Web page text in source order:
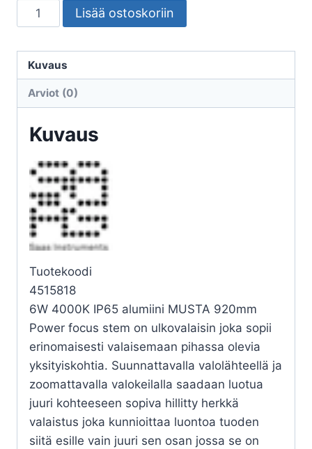
PIHAPIIRIVALAISIN
SAAS
FOCUS
STEM
määrä
Lisää ostoskoriin
Kuvaus
Arviot (0)
Kuvaus
Tuotekoodi
4515818
6W 4000K IP65 alumiini MUSTA 920mm
Power focus stem on ulkovalaisin joka sopii
erinomaisesti valaisemaan pihassa olevia
yksityiskohtia. Suunnattavalla valolähteellä ja
zoomattavalla valokeilalla saadaan luotua
juuri kohteeseen sopiva hillitty herkkä
valaistus joka kunnioittaa luontoa tuoden
siitä esille vain juuri sen osan jossa se on